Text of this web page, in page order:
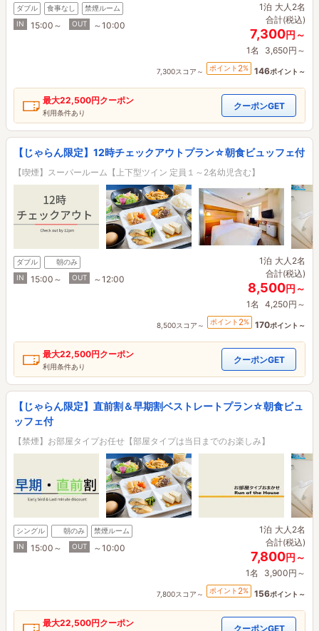
ダブル 食事なし
禁煙ルーム
IN
15:00～ OUT ～10:00
1泊 大人2名
合計(税込)
7,300円～
1名 3,650円～
7,300スコア～ ポイント 2% 146ポイント～
最大22,500円クーポン
利用条件あり
クーポンGET
【じゃらん限定】12時チェックアウトプラン☆朝食ビュッフェ付
【喫煙】スーパールーム【上下型ツイン 定員１～2名幼児含む】
ダブル
朝のみ
IN
15:00～ OUT ～12:00
1泊 大人2名
合計(税込)
8,500円～
1名 4,250円～
8,500スコア～ ポイント 2% 170ポイント～
最大22,500円クーポン
利用条件あり
クーポンGET
【じゃらん限定】直前割＆早期割ベストレートプラン☆朝食ビュ
ッフェ付
【禁煙】お部屋タイプお任せ【部屋タイプは当日までのお楽しみ】
シングル 朝のみ
禁煙ルーム
IN
15:00～ OUT ～10:00
1泊 大人2名
合計(税込)
7,800円～
1名 3,900円～
7,800スコア～ ポイント 2% 156ポイント～
最大22,500円クーポン
クーポンGET